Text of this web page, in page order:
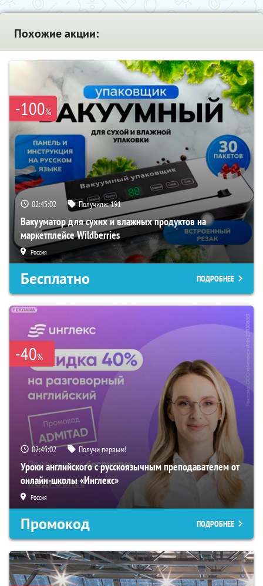
Похожие акции:
-100%
02:45:00 Получили:191
Вакууматор для сухих и влажных продуктов на
маркетплейсе Wildberries
Россия
Бесплатно ПОДРОБНЕЕ
-40%
02:45:00 Получи первым!
Уроки английского с русскоязычным преподавателем от
онлайн-школы «Инглекс»
Россия
Промокод ПОДРОБНЕЕ